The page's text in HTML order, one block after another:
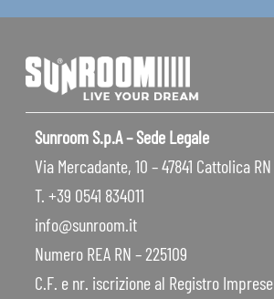
Sunroom S.p.A – Sede Legale
Via Mercadante, 10 – 47841 Cattolica
T. +39 0541 834011
info@sunroom.it
Numero REA RN – 225109
C.F. e nr. iscrizione al Registro